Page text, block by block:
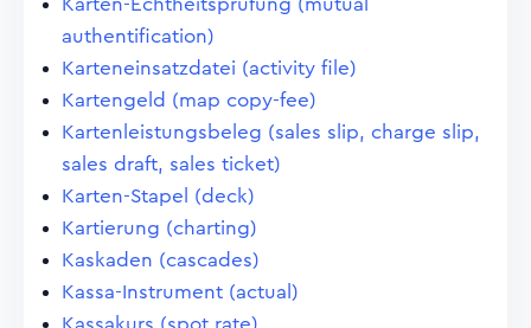
Karten-Echtheitsprüfung (mutual
authentification)
Karteneinsatzdatei (activity file)
Kartengeld (map copy-fee)
Kartenleistungsbeleg (sales slip, charge slip,
sales draft, sales ticket)
Karten-Stapel (deck)
Kartierung (charting)
Kaskaden (cascades)
Kassa-Instrument (actual)
Kassakurs (spot rate)